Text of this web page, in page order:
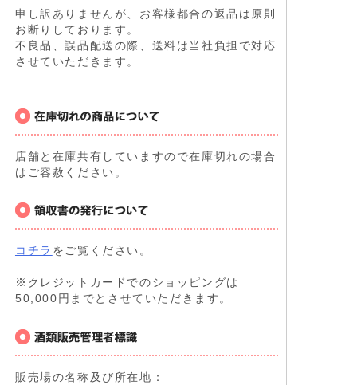
申し訳ありませんが、お客様都合の返品は原則
お断りしております。
不良品、誤品配送の際、送料は当社負担で対応
させていただきます。
店舗と在庫共有していますので在庫切れの場合
はご容赦ください。
コチラ をご覧ください。
※クレジットカードでのショッピングは
50,000円までとさせていただきます。
販売場の名称及び所在地：